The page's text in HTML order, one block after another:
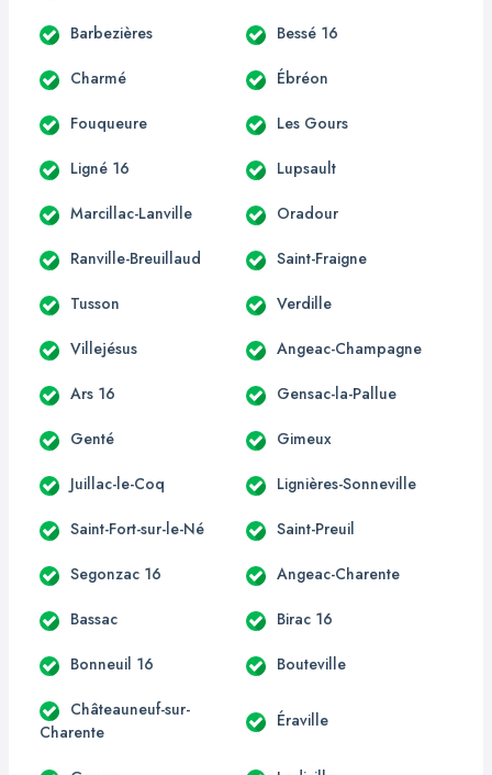
Barbezières Bessé 16
Charmé Ébréon
Fouqueure Les Gours
Ligné 16 Lupsault
Marcillac-Lanville Oradour
Ranville-Breuillaud Saint-Fraigne
Tusson Verdille
Villejésus Angeac-Champagne
Ars 16 Gensac-la-Pallue
Genté Gimeux
Juillac-le-Coq Lignières-Sonneville
Saint-Fort-sur-le-Né Saint-Preuil
Segonzac 16 Angeac-Charente
Bassac Birac 16
Bonneuil 16 Bouteville
Châteauneuf-sur-
Charente
Éraville